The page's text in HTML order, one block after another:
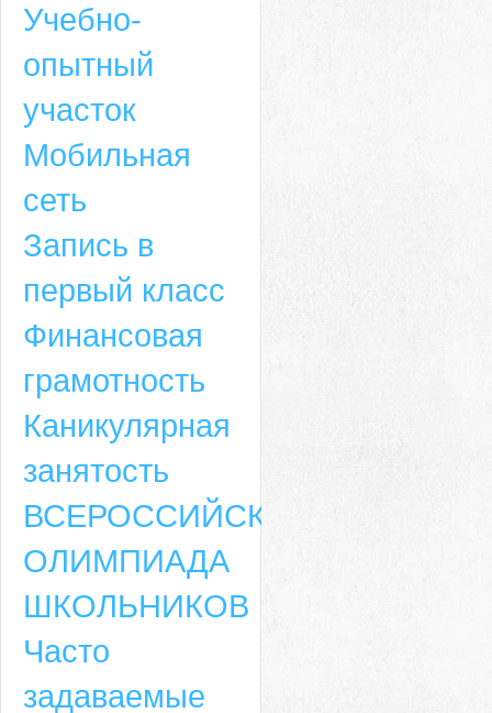
Учебно-
опытный
участок
Мобильная
сеть
Запись в
первый класс
Финансовая
грамотность
Каникулярная
занятость
ВСЕРОССИЙСКАЯ
ОЛИМПИАДА
ШКОЛЬНИКОВ
Часто
задаваемые